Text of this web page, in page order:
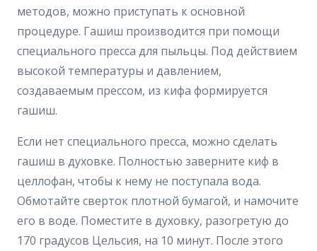
методов, можно приступать к основной
процедуре. Гашиш производится при помощи
специального пресса для пыльцы. Под действием
высокой температуры и давлением,
создаваемым прессом, из кифа формируется
гашиш.
Если нет специального пресса, можно сделать
гашиш в духовке. Полностью заверните киф в
целлофан, чтобы к нему не поступала вода.
Обмотайте сверток плотной бумагой, и намочите
его в воде. Поместите в духовку, разогретую до
170 градусов Цельсия, на 10 минут. После этого